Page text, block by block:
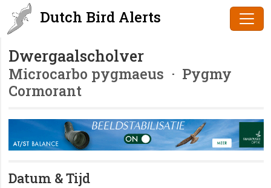
Dutch Bird Alerts
Dwergaalscholver
Microcarbo pygmaeus · Pygmy
Cormorant
Datum & Tijd